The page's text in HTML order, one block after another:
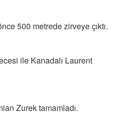
500 metrede zirveye çıktı.
ile Kanadalı Laurent
Zurek tamamladı.